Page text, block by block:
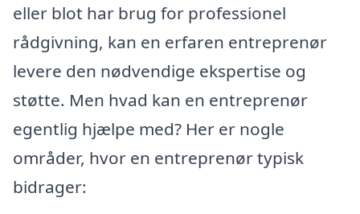
eller blot har brug for professionel
rådgivning, kan en erfaren entreprenør
levere den nødvendige ekspertise og
støtte. Men hvad kan en entreprenør
egentlig hjælpe med? Her er nogle
områder, hvor en entreprenør typisk
bidrager: